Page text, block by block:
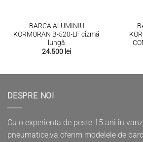
BARCA ALUMINIU
KORMORAN B-520-LF cizmă
lungă
24.500 lei
DESPRE NOI
Cu o experienta de peste 15 ani în
pneumatice,va oferim modelele de